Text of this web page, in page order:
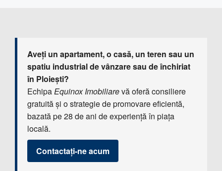
Aveți un apartament, o casă, un teren sau un
spatiu industrial de vânzare sau de închiriat
în Ploiești?
EchipaEquinox Imobiliarevă oferă consiliere
gratuită și o strategie de promovare eficientă,
bazată pe 28 de ani de experiență în piața
locală.
Contactați-ne acum